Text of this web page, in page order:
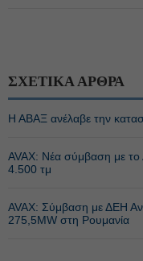
ΣΧΕΤΙΚΑ ΑΡΘΡΑ
Η ΑΒΑΞ ανέλαβε την
AVAX: Νέα σύμβαση με το
4.500 τμ
AVAX: Σύμβαση με ΔΕΗ
275,5MW στη Ρουμανία